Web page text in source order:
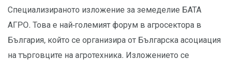
Специализираното изложение за земеделие БАТА
АГРО. Това е най-големият форум в агросектора в
България, който се организира от Българска асоциация
на търговците на агротехника. Изложението се